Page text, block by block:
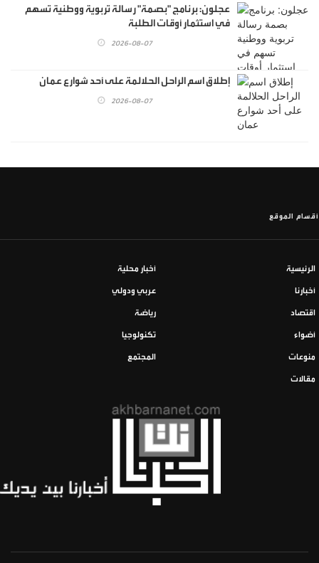
عجلون: برنامج "بصمة" رسالة تربوية ووطنية تسهم
في استثمار أوقات الطلبة
2026-08-07
إطلاق اسم الراحل الحلالمة على أحد شوارع عمان
2026-08-07
أقسام الموقع
الرئيسية أخبار محلية
أخبارنا عربي ودولي
اقتصاد رياضة
أضواء تكنولوجيا
منوعات المجتمع
مقالات